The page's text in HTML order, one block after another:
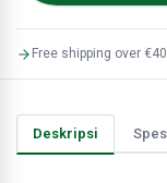
Free shipping over €40
Deskripsi